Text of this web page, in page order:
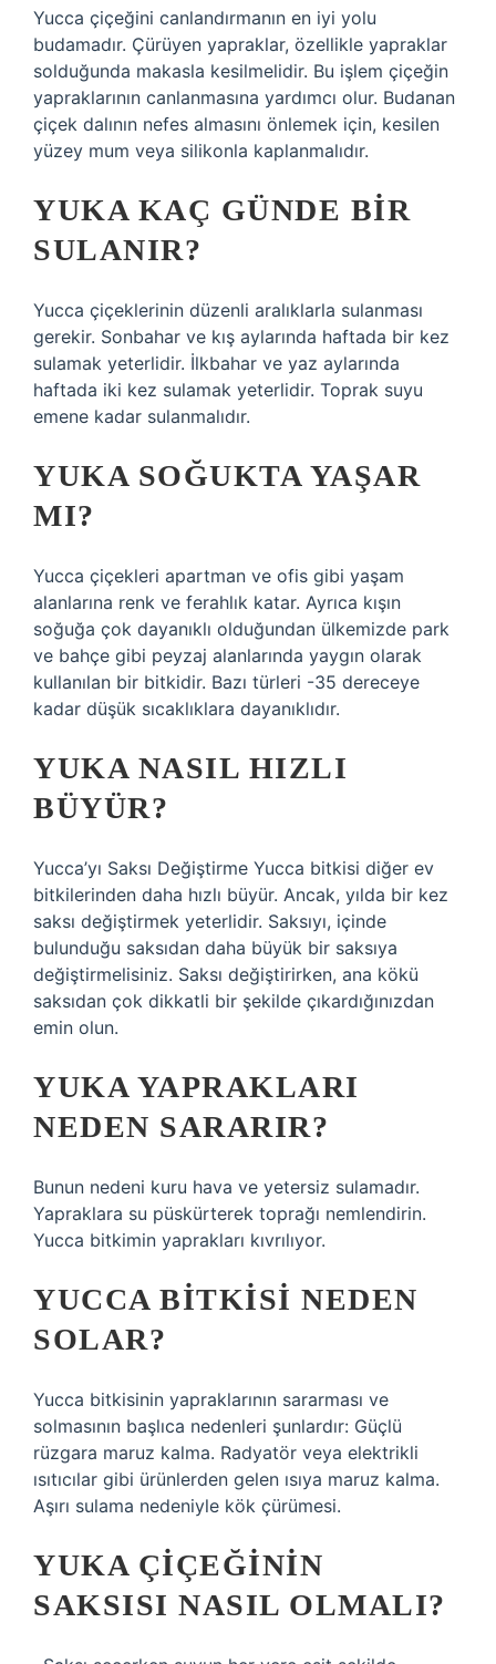
Yucca çiçeğini canlandırmanın en iyi yolu
budamadır. Çürüyen yapraklar, özellikle yapraklar
solduğunda makasla kesilmelidir. Bu işlem çiçeğin
yapraklarının canlanmasına yardımcı olur. Budanan
çiçek dalının nefes almasını önlemek için, kesilen
yüzey mum veya silikonla kaplanmalıdır.
YUKA KAÇ GÜNDE BIR
SULANIR?
Yucca çiçeklerinin düzenli aralıklarla sulanması
gerekir. Sonbahar ve kış aylarında haftada bir kez
sulamak yeterlidir. İlkbahar ve yaz aylarında
haftada iki kez sulamak yeterlidir. Toprak suyu
emene kadar sulanmalıdır.
YUKA SOĞUKTA YAŞAR
MI?
Yucca çiçekleri apartman ve ofis gibi yaşam
alanlarına renk ve ferahlık katar. Ayrıca kışın
soğuğa çok dayanıklı olduğundan ülkemizde park
ve bahçe gibi peyzaj alanlarında yaygın olarak
kullanılan bir bitkidir. Bazı türleri -35 dereceye
kadar düşük sıcaklıklara dayanıklıdır.
YUKA NASIL HIZLI
BÜYÜR?
Yucca’yı Saksı Değiştirme Yucca bitkisi diğer ev
bitkilerinden daha hızlı büyür. Ancak, yılda bir kez
saksı değiştirmek yeterlidir. Saksıyı, içinde
bulunduğu saksıdan daha büyük bir saksıya
değiştirmelisiniz. Saksı değiştirirken, ana kökü
saksıdan çok dikkatli bir şekilde çıkardığınızdan
emin olun.
YUKA YAPRAKLARI
NEDEN SARARIR?
Bunun nedeni kuru hava ve yetersiz sulamadır.
Yapraklara su püskürterek toprağı nemlendirin.
Yucca bitkimin yaprakları kıvrılıyor.
YUCCA BITKISI NEDEN
SOLAR?
Yucca bitkisinin yapraklarının sararması ve
solmasının başlıca nedenleri şunlardır: Güçlü
rüzgara maruz kalma. Radyatör veya elektrikli
ısıtıcılar gibi ürünlerden gelen ısıya maruz kalma.
Aşırı sulama nedeniyle kök çürümesi.
YUKA ÇIÇEĞININ
SAKSISI NASIL OLMALI?